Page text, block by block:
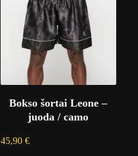
Bokso šortai Leone –
juoda / camo
45,90 €